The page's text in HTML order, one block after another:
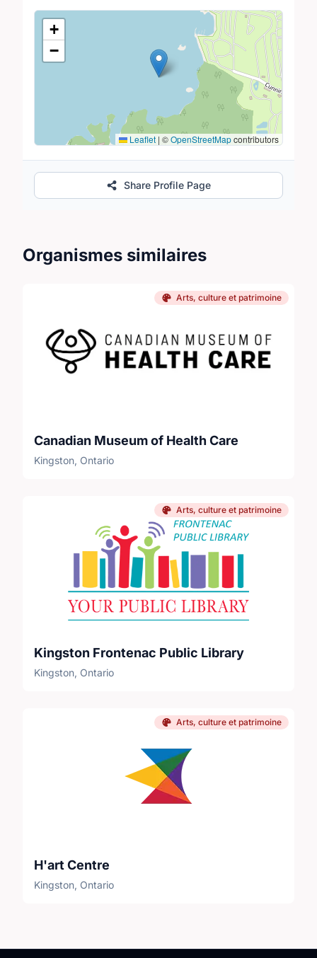
Lieu
+
−
Leaflet | ©OpenStreetMapcontributors
Share Profile Page
Organismes similaires
Arts, culture et patrimoine
Canadian Museum of Health Care
Kingston, Ontario
Arts, culture et patrimoine
Kingston Frontenac Public Library
Kingston, Ontario
Arts, culture et patrimoine
H'art Centre
Kingston, Ontario